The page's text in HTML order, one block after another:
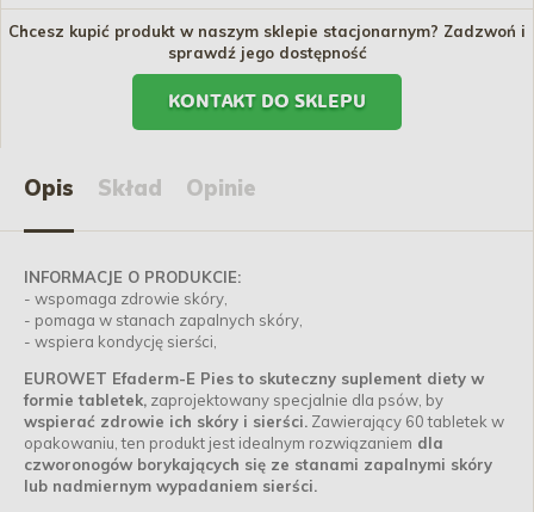
Chcesz kupić produkt w naszym sklepie stacjonarnym? Zadzwoń i
sprawdź jego dostępność
KONTAKT DO SKLEPU
Opis Skład Opinie
INFORMACJE O PRODUKCIE:
- wspomaga zdrowie skóry,
- pomaga w stanach zapalnych skóry,
- wspiera kondycję sierści,
EUROWET Efaderm-E Pies to skuteczny suplement diety w
formie tabletek, zaprojektowany specjalnie dla psów, by
wspierać zdrowie ich skóry i sierści. Zawierający 60 tabletek w
opakowaniu, ten produkt jest idealnym rozwiązaniem dla
czworonogów borykających się ze stanami zapalnymi skóry
lub nadmiernym wypadaniem sierści.